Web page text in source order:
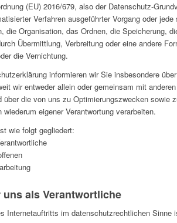
(EU) 2016/679, also der Datenschutz-
Verfahren ausgeführter Vorgang oder
die Organisation, das Ordnen, die Speicherung,
Übermittlung, Verbreitung oder eine andere
die Vernichtung.
informieren wir Sie insbesondere
wir entweder allein oder gemeinsam mit
über die von uns zu Optimierungszwecken
eigener Verantwortung verarbeiten.
wie folgt gegliedert:
als Verantwortliche
Internetauftritts im datenschutzrechtlichen Sinne